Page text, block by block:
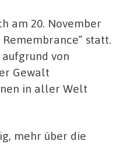
am 20. November
statt.
von
Gewalt
in aller Welt
mehr über die